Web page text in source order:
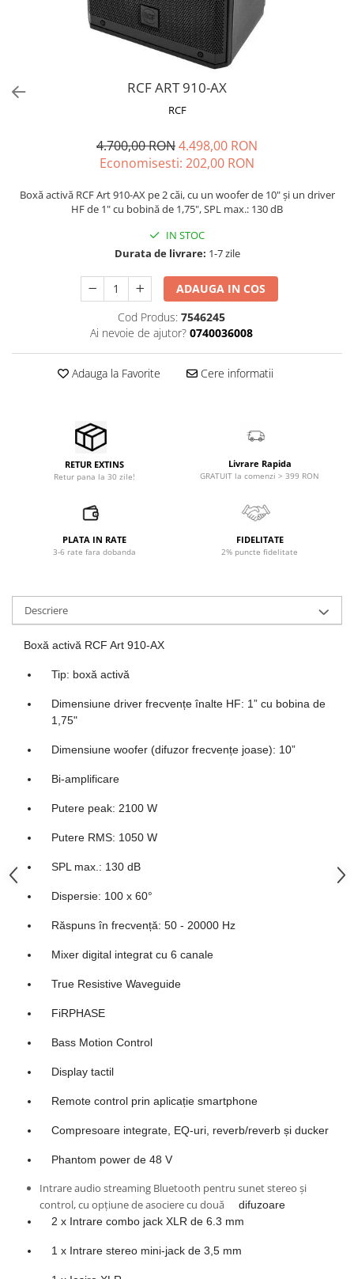
Power Conditioner
Accesorii de microfoane
Microfoane de broadcast
Microfoane de instrumente
calibrare
Microfoane lavaliera si headset
Microfoane podcast, USB, iOS /
Microfoane pt Camere Video
conferinta
Microfoane stereo
Microfoane Suspendabile
Microfoane wireless si sisteme
Stative de microfon
Studio si inregistrari
Accesorii de microfoane
Accesorii de rack
Controllere MIDI - USB DAW
Controllere monitoare de studio
Convertoare AD/DA
Interfete audio
Microfoane de studio
Pop filtre
Preamplificatoare
Rack studio
Recordere de studio
Sintetizatoare
Standuri si stative de monitoare
Lumini si efecte
Accesorii pentru lumini
Case-uri de lumini
Comenzi si controllere
Efecte de lumini
Lasere
Mixere DMX
Moving Head-uri
Par Led si Pinspot
Proiectoare
Scene şi Ring-uri de Dans
RCF ART 910-AX
RCF
4.700,00 RON4.498,00 RON
Economisesti: 202,00 RON
Boxă activă RCF Art 910-AX pe 2 căi, cu un woofer de 10" și un driver
HF de 1" cu bobină de 1,75", SPL max.: 130 dB
IN STOC
Durata de livrare: 1-7 zile
ADAUGA IN COS
Cod Produs: 7546245
Ai nevoie de ajutor? 0740036008
Adauga la Favorite Cere informatii
RETUR EXTINS
Retur pana la 30 zile!
Livrare Rapida
GRATUIT la comenzi > 399 RON
PLATA IN RATE
3-6 rate fara dobanda
FIDELITATE
2% puncte fidelitate
Descriere
Boxă activă RCF Art 910-AX
Tip: boxă activă
Dimensiune driver frecvențe înalte HF: 1” cu bobina de
1,75"
Dimensiune woofer (difuzor frecvențe joase): 10”
Bi-amplificare
Putere peak: 2100 W
Putere RMS: 1050 W
SPL max.: 130 dB
Dispersie: 100 x 60°
Răspuns în frecvență: 50 - 20000 Hz
Mixer digital integrat cu 6 canale
True Resistive Waveguide
FiRPHASE
Bass Motion Control
Display tactil
Remote control prin aplicație smartphone
Compresoare integrate, EQ-uri, reverb/reverb și ducker
Phantom power de 48 V
Intrare audio streaming Bluetooth pentru sunet stereo și
control, cu opțiune de asociere cu două
difuzoare
2 x Intrare combo jack XLR de 6.3 mm
1 x Intrare stereo mini-jack de 3,5 mm